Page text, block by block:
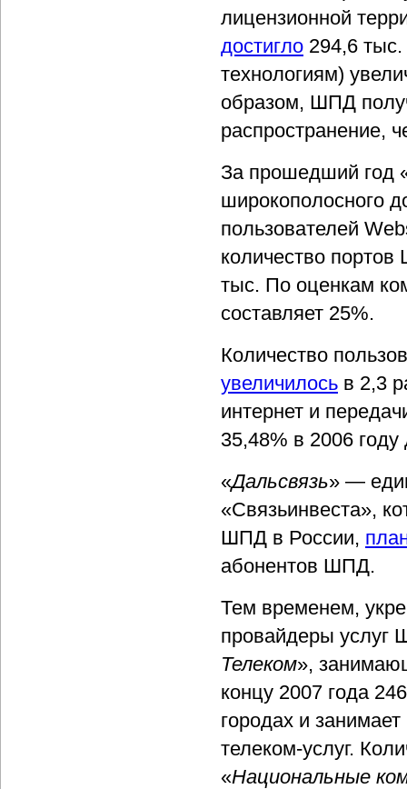
лицензионной
достигло 294,6
технологиям)
образом, ШПД
распространение,
За прошедший год
широкополосного
пользователей
количество
тыс. По оценкам
составляет 25%.
Количество
увеличилось в 2,3
интернет и
35,48% в 2006 году
«Дальсвязь» —
«Связьинвеста»,
ШПД в России,
абонентов ШПД.
Тем временем,
провайдеры услуг
Телеком»,
концу 2007 года
городах и
телеком-услуг.
«Национальные